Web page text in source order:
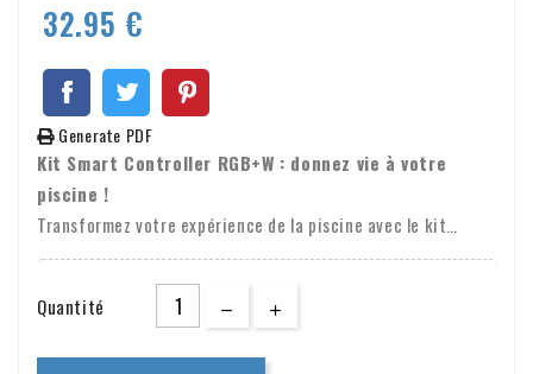
32.95 €
Generate PDF
Kit Smart Controller RGB+W : donnez vie à votre
piscine !
Transformez votre expérience de la piscine avec le kit
Smart Controller RGB+W de XPRO POOL. Ce système
d'éclairage contrôlé par Bluetooth vous offre un contrôle
total sur l'ambiance dans et autour de votre piscine.
Quantité